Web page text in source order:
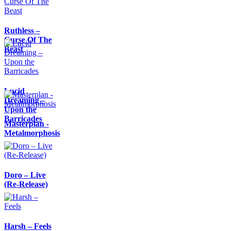
Ruthless –
Curse Of The
Beast
Lucid
Dreaming –
Upon the
Barricades
Masterplan -
Metalmorphosis
Doro – Live
(Re-Release)
Harsh – Feels